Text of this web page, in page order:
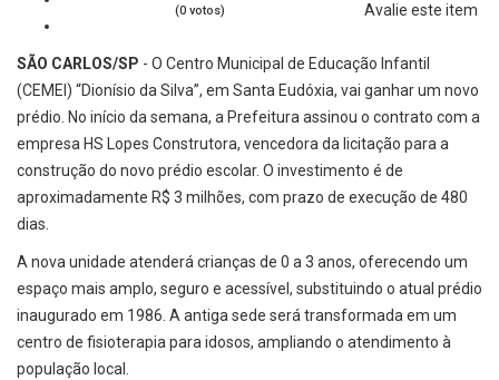
Avalie este item
(0 votos)
SÃO CARLOS/SP - O Centro Municipal de Educação Infantil
(CEMEI) “Dionísio da Silva”, em Santa Eudóxia, vai ganhar um novo
prédio. No início da semana, a Prefeitura assinou o contrato com a
empresa HS Lopes Construtora, vencedora da licitação para a
construção do novo prédio escolar. O investimento é de
aproximadamente R$ 3 milhões, com prazo de execução de 480
dias.
A nova unidade atenderá crianças de 0 a 3 anos, oferecendo um
espaço mais amplo, seguro e acessível, substituindo o atual prédio
inaugurado em 1986. A antiga sede será transformada em um
centro de fisioterapia para idosos, ampliando o atendimento à
população local.